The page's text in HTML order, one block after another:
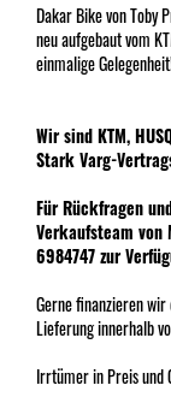
Dakar Bike von Toby
neu aufgebaut vom
einmalige
Wir sind KTM,
Stark Varg-
Für Rückfragen
Verkaufsteam von
6984747 zur
Gerne finanzieren
Lieferung innerhalb
Irrtümer in Preis und